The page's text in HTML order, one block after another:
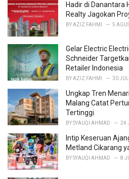
o
r
i
e
Hadir di Danantara
Realty Jagokan
BYAZIZ FAHMI 5
Gelar Electric
Schneider
Retailer Indonesia
BYAZIZ FAHMI 30
Ungkap Tren
Malang Catat
Tertinggi
BYSYAUQI AHMAD 24
Intip Keseruan
Metland Cikarang
BYSYAUQI AHMAD 8